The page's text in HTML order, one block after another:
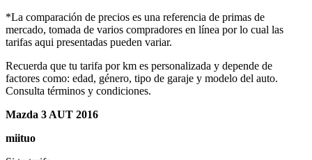
*La comparación de precios es una referencia de primas de
mercado, tomada de varios compradores en línea por lo cual las
tarifas aqui presentadas pueden variar.
Recuerda que tu tarifa por km es personalizada y depende de
factores como: edad, género, tipo de garaje y modelo del auto.
Consulta términos y condiciones.
Mazda 3 AUT 2016
miituo